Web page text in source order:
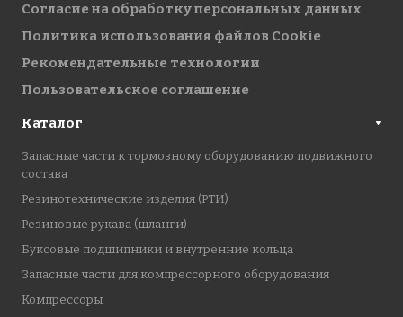
Cогласие на обработку персональных данных
Политика использования файлов Cookie
Рекомендательные технологии
Пользовательское соглашение
Каталог
Запасные части к тормозному оборудованию подвижного
состава
Резинотехнические изделия (РТИ)
Резиновые рукава (шланги)
Буксовые подшипники и внутренние кольца
Запасные части для компрессорного оборудования
Компрессоры